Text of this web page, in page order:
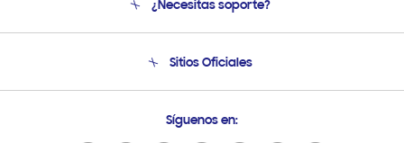
Soporte
¿Necesitas soporte?
Soporte vía eMail
Sitios Oficiales
Samsung Ecuador
Síguenos en: